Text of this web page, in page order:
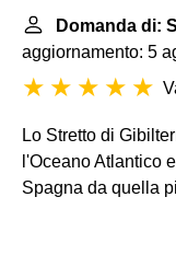
Domanda di:
aggiornamento: 5
Lo Stretto di
l'Oceano Atlantico
Spagna da quella